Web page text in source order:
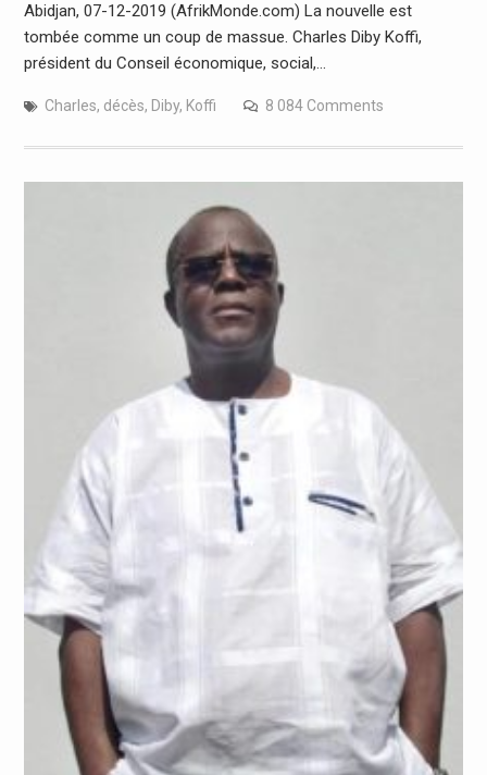
Abidjan, 07-12-2019 (AfrikMonde.com) La nouvelle est
tombée comme un coup de massue. Charles Diby Koffi,
président du Conseil économique, social,…
Charles, décès, Diby, Koffi 8 084 Comments